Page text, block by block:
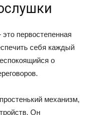
первостепенная
себя каждый
о
механизм,
Он